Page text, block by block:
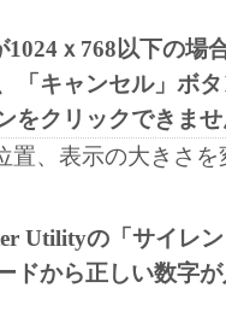
し、本ソフトウェ
目的で本ソフトウ
ます。
トウェアの全部ま
ンジニアリング、
マーケティングジ
センサーは、本ソ
ために適当である
ｘ768以下の場
「キャンセル」ボ
をクリックできま
置、表示の大きさ
Utilityの「サイレ
ドから正しい数字